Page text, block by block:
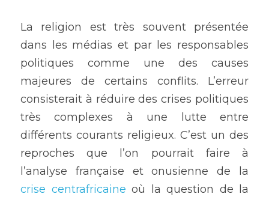
La religion est très souvent présentée
dans les médias et par les responsables
politiques comme une des causes
majeures de certains conflits. L’erreur
consisterait à réduire des crises politiques
très complexes à une lutte entre
différents courants religieux. C’est un des
reproches que l’on pourrait faire à
l’analyse française et onusienne de la
crise centrafricaine où la question de la